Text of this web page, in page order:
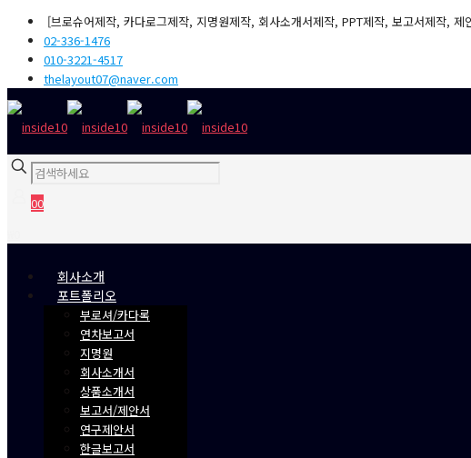
[브로슈어제작, 카다로그제작, 지명원제작, 회사소개서제작, PPT제작, 보고서제작, 제
02-336-1476
010-3221-4517
thelayout07@naver.com
00
회사소개
포트폴리오
부로셔/카다록
연차보고서
지명원
회사소개서
상품소개서
보고서/제안서
연구제안서
한글보고서